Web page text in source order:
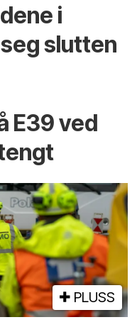
i
slutten
E39 ved
PLUSS